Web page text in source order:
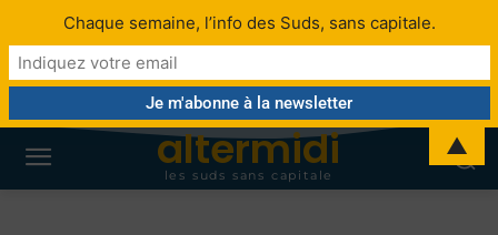
altermidi
les suds sans capitale
Chaque semaine, l’info des Suds, sans capitale.
▲